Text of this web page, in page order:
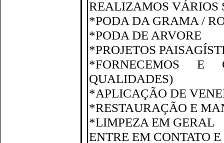
REALIZAMOS VÁRIOS
*PODA DA GRAMA /
*PODA DE ARVORE
*PROJETOS
*FORNECEMOS E
QUALIDADES)
*APLICAÇÃO DE
*RESTAURAÇÃO E
*LIMPEZA EM GERAL
ENTRE EM CONTATO